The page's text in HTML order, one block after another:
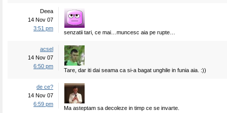
Deea
14 Nov 07
3:51 pm
senzatii tari, ce mai…muncesc aia pe rupte…
acsel
14 Nov 07
6:50 pm
Tare, dar iti dai seama ca si-a bagat unghile in funia aia. :))
de ce?
14 Nov 07
6:59 pm
Ma asteptam sa decoleze in timp ce se invarte.